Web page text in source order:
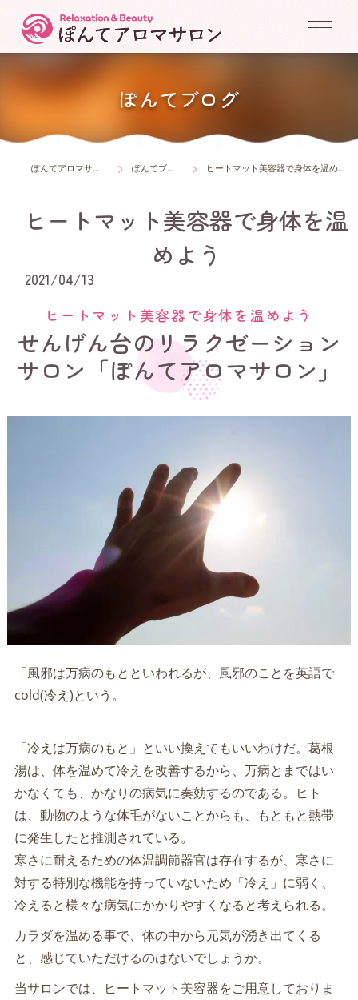
ぽんてブログ
ぽんてアロマサロン ぽんてブログ ヒートマット美容器で身体を温めよう
ヒートマット美容器で身体を温
めよう
2021/04/13
せんげん台のリラクゼーション
サロン「ぽんてアロマサロン」
ヒートマット美容器で身体を温めよう
「⾵邪は万病のもとといわれるが、⾵邪のことを英語で
cold(冷え)という。
「冷えは万病のもと」といい換えてもいいわけだ。葛根
湯は、体を温めて冷えを改善するから、万病とまではい
かなくても、かなりの病気に奏効するのである。ヒト
は、動物のような体⽑がないことからも、もともと熱帯
に発⽣したと推測されている。
寒さに耐えるための体温調節器官は存在するが、寒さに
対する特別な機能を持っていないため「冷え」に弱く、
冷えると様々な病気にかかりやすくなると考えられる。
カラダを温める事で、体の中から元気が湧き出てくる
と、感じていただけるのはないでしょうか。
当サロンでは、ヒートマット美容器をご⽤意しておりま